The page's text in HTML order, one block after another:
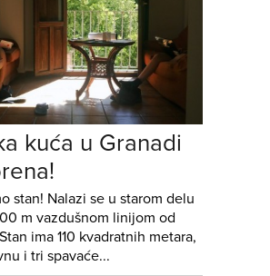
kuća u Granadi
stan! Nalazi se u starom delu
m vazdušnom linijom od
ima 110 kvadratnih metara,
i tri spavaće...